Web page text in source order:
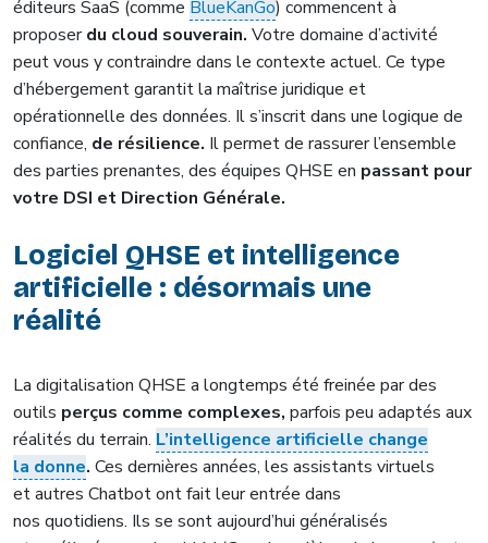
éditeurs SaaS (comme BlueKanGo) commencent à
proposerdu cloud souverain. Votre domaine d’activité
peut vous y contraindre dans le contexte actuel. Ce type
d’hébergement garantit la maîtrise juridique et
opérationnelle des données. Il s’inscrit dans une logique de
confiance, de résilience. Il permet de rassurer l’ensemble
des parties prenantes, des équipes QHSE en passant pour
votre DSI et Direction Générale.
Logiciel QHSE et intelligence
artificielle : désormais une
réalité
La digitalisation QHSE a longtemps été freinée par des
outils perçus comme complexes, parfois peu adaptés aux
réalités du terrain. L’intelligence artificielle change
la donne. Ces dernières années, les assistants virtuels
et autres Chatbot ont fait leur entrée dans
nos quotidiens. Ils se sont aujourd’hui généralisés